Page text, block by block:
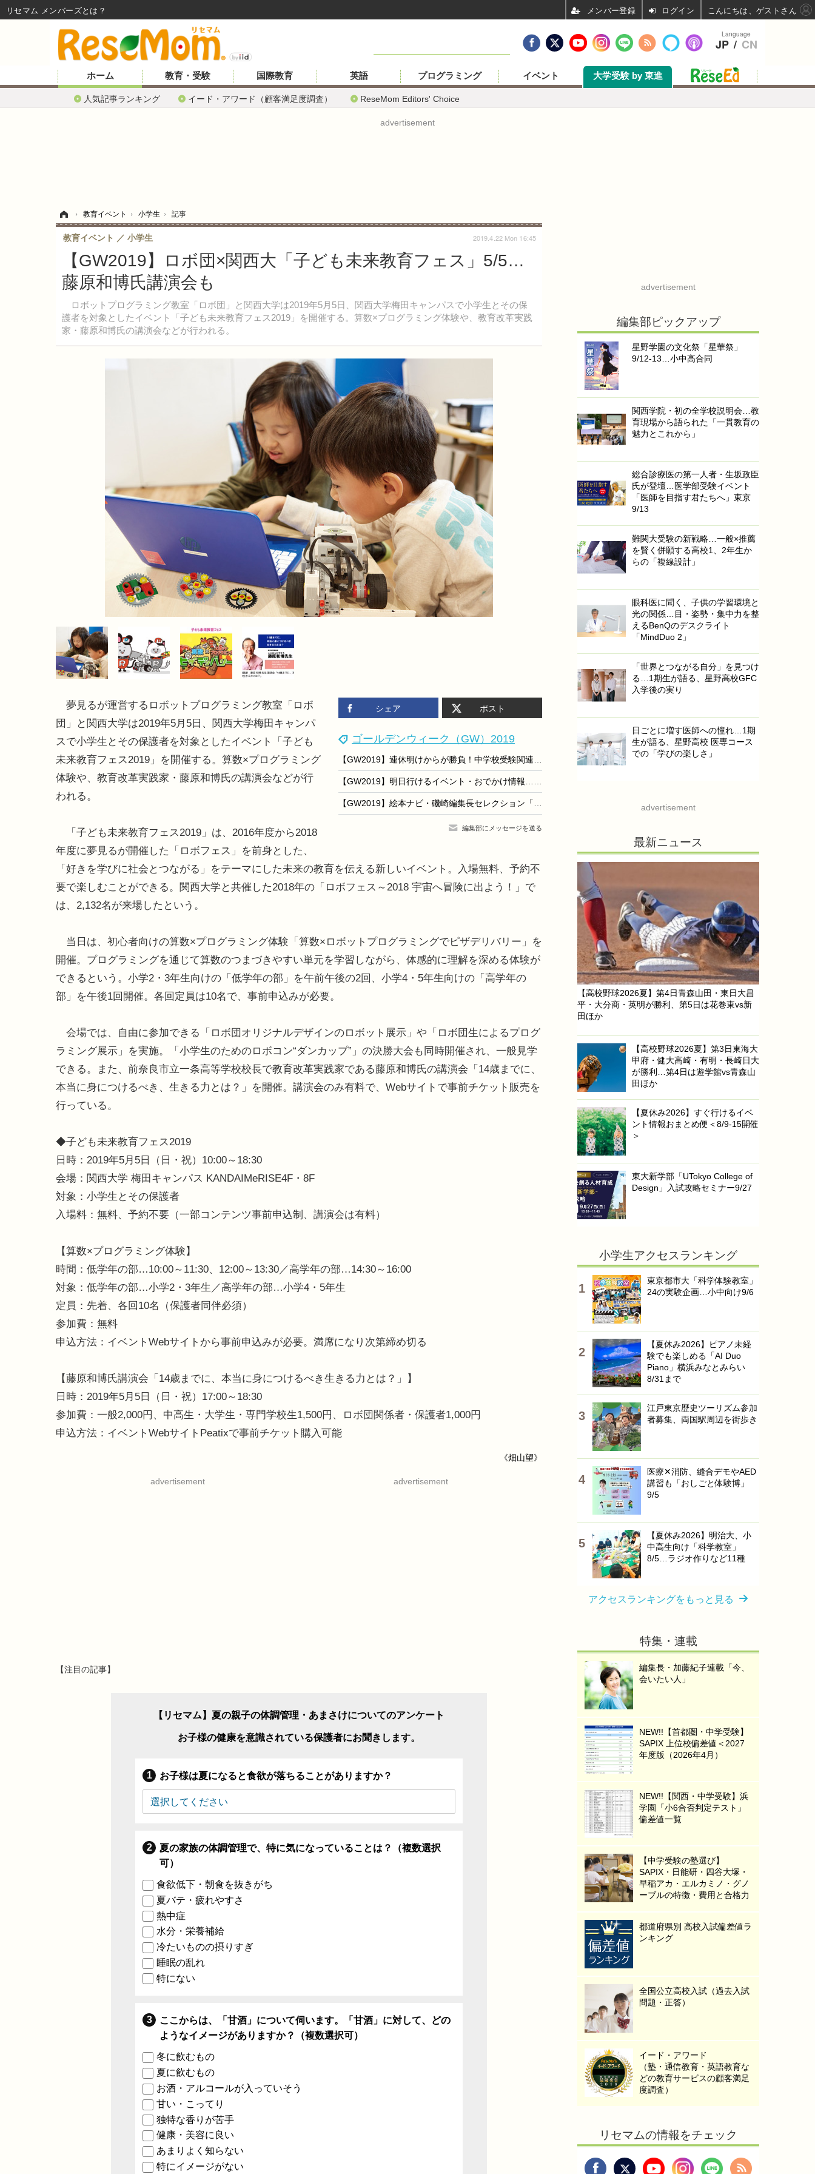
ホーム
人気記事ランキング イード・アワード（顧客満足度調査） ReseMom Editors' Choice
教育・受験 国際教育 英語 プログラミング イベント 大学受験 by 東進
advertisement
› 教育イベント › 小学生 › 記事
【GW2019】ロボ団×関西大「子ども未来教育フェス」5/5…
藤原和博氏講演会も
ロボットプログラミング教室「ロボ団」と関西大学は2019年5月5日、関西大学梅田キャンパスで小学生とその保
護者を対象としたイベント「子ども未来教育フェス2019」を開催する。算数×プログラミング体験や、教育改革実践
家・藤原和博氏の講演会などが行われる。
教育イベント 小学生 2019.4.22 Mon 16:45
シェア ポスト
ゴールデンウィーク（GW）2019
【GW2019】連休明けからが勝負！中学校受験関連書籍ランキング20＜最新版＞
【GW2019】明日行けるイベント・おでかけ情報…5/6おまとめ便
【GW2019】絵本ナビ・磯崎編集長セレクション「こどもの日」に読みたい絵本5選
編集部にメッセージを送る
夢見るが運営するロボットプログラミング教室「ロボ
団」と関西大学は2019年5月5日、関西大学梅田キャンパ
スで小学生とその保護者を対象としたイベント「子ども
未来教育フェス2019」を開催する。算数×プログラミング
体験や、教育改革実践家・藤原和博氏の講演会などが行
われる。
「子ども未来教育フェス2019」は、2016年度から2018
年度に夢見るが開催した「ロボフェス」を前身とした、
「好きを学びに社会とつながる」をテーマにした未来の教育を伝える新しいイベント。入場無料、予約不
要で楽しむことができる。関西大学と共催した2018年の「ロボフェス～2018 宇宙へ冒険に出よう！」で
は、2,132名が来場したという。
当日は、初心者向けの算数×プログラミング体験「算数×ロボットプログラミングでピザデリバリー」を
開催。プログラミングを通じて算数のつまづきやすい単元を学習しながら、体感的に理解を深める体験が
できるという。小学2・3年生向けの「低学年の部」を午前午後の2回、小学4・5年生向けの「高学年の
部」を午後1回開催。各回定員は10名で、事前申込みが必要。
会場では、自由に参加できる「ロボ団オリジナルデザインのロボット展示」や「ロボ団生によるプログ
ラミング展示」を実施。「小学生のためのロボコン“ダンカップ”」の決勝大会も同時開催され、一般見学
できる。また、前奈良市立一条高等学校校長で教育改革実践家である藤原和博氏の講演会「14歳までに、
本当に身につけるべき、生きる力とは？」を開催。講演会のみ有料で、Webサイトで事前チケット販売を
行っている。
◆子ども未来教育フェス2019
日時：2019年5月5日（日・祝）10:00～18:30
会場：関西大学 梅田キャンパス KANDAIMeRISE4F・8F
対象：小学生とその保護者
入場料：無料、予約不要（一部コンテンツ事前申込制、講演会は有料）
【算数×プログラミング体験】
時間：低学年の部…10:00～11:30、12:00～13:30／高学年の部…14:30～16:00
対象：低学年の部…小学2・3年生／高学年の部…小学4・5年生
定員：先着、各回10名（保護者同伴必須）
参加費：無料
申込方法：イベントWebサイトから事前申込みが必要。満席になり次第締め切る
【藤原和博氏講演会「14歳までに、本当に身につけるべき生きる力とは？」】
日時：2019年5月5日（日・祝）17:00～18:30
参加費：一般2,000円、中高生・大学生・専門学校生1,500円、ロボ団関係者・保護者1,000円
申込方法：イベントWebサイトPeatixで事前チケット購入可能
《畑山望》
advertisement advertisement
【注目の記事】
【リセマム】夏の親子の体調管理・あまさけについてのアンケート
お子様の健康を意識されている保護者にお聞きします。
お子様は夏になると食欲が落ちることがありますか？
夏の家族の体調管理で、特に気になっていることは？（複数選択
可）
食欲低下・朝食を抜きがち
夏バテ・疲れやすさ
熱中症
水分・栄養補給
冷たいものの摂りすぎ
睡眠の乱れ
特にない
ここからは、「甘酒」について伺います。「甘酒」に対して、どの
ようなイメージがありますか？（複数選択可）
冬に飲むもの
夏に飲むもの
お酒・アルコールが入っていそう
甘い・こってり
独特な香りが苦手
健康・美容に良い
あまりよく知らない
特にイメージがない
advertisement
編集部ピックアップ
星野学園の文化祭「星華祭」
9/12-13…小中高合同
関西学院・初の全学校説明会…教
育現場から語られた「一貫教育の
魅力とこれから」
総合診療医の第一人者・生坂政臣
氏が登壇…医学部受験イベント
「医師を目指す君たちへ」東京
9/13
難関大受験の新戦略…一般×推薦
を賢く併願する高校1、2年生か
らの「複線設計」
眼科医に聞く、子供の学習環境と
光の関係…目・姿勢・集中力を整
えるBenQのデスクライト
「MindDuo 2」
「世界とつながる自分」を見つけ
る…1期生が語る、星野高校GFC
入学後の実り
日ごとに増す医師への憧れ…1期
生が語る、星野高校 医専コース
での「学びの楽しさ」
advertisement
最新ニュース
【高校野球2026夏】第4日青森山田・東日大昌
平・大分商・英明が勝利、第5日は花巻東vs新
田ほか
【高校野球2026夏】第3日東海大
甲府・健大高崎・有明・長崎日大
が勝利…第4日は遊学館vs青森山
田ほか
【夏休み2026】すぐ行けるイベ
ント情報おまとめ便＜8/9-15開催
＞
東大新学部「UTokyo College of
Design」入試攻略セミナー9/27
小学生アクセスランキング
東京都市大「科学体験教室」
24の実験企画…小中向け9/6
【夏休み2026】ピアノ未経
験でも楽しめる「AI Duo
Piano」横浜みなとみらい
8/31まで
江戸東京歴史ツーリズム参加
者募集、両国駅周辺を街歩き
医療✕消防、縫合デモやAED
講習も「おしごと体験博」
9/5
【夏休み2026】明治大、小
中高生向け「科学教室」
8/5…ラジオ作りなど11種
アクセスランキングをもっと見る
特集・連載
編集長・加藤紀子連載「今、
会いたい人」
NEW!!【首都圏・中学受験】
SAPIX 上位校偏差値＜2027
年度版（2026年4月）
NEW!!【関西・中学受験】浜
学園「小6合否判定テスト」
偏差値一覧
【中学受験の塾選び】
SAPIX・日能研・四谷大塚・
早稲アカ・エルカミノ・グノ
ーブルの特徴・費用と合格力
都道府県別 高校入試偏差値ラ
ンキング
全国公立高校入試（過去入試
問題・正答）
イード・アワード
（塾・通信教育・英語教育な
どの教育サービスの顧客満足
度調査）
リセマムの情報をチェック
Language
JP / CN
リセマム メンバーズ ログイン こんにちは、ゲストさん